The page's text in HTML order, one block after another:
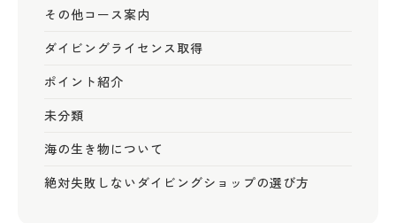
その他コース案内
ダイビングライセンス取得
ポイント紹介
未分類
海の生き物について
絶対失敗しないダイビングショップの選び方